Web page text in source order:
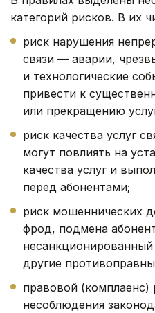
категорий рисков. В их
риск нарушения
связи — аварии,
и технологические
привести к
или прекращению
риск качества услуг
могут повлиять на
качества услуг и
перед абонентами;
риск мошеннических
фрод, подмена
несанкционированный
другие
правовой
несоблюдения